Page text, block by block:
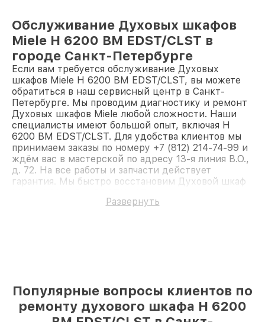
Обслуживание Духовых шкафов
Miele H 6200 BM EDST/CLST в
городе Санкт-Петербурге
Если вам требуется обслуживание Духовых
шкафов Miele H 6200 BM EDST/CLST, вы можете
обратиться в наш сервисный центр в Санкт-
Петербурге. Мы проводим диагностику и ремонт
Духовых шкафов Miele любой сложности. Наши
специалисты имеют большой опыт, включая H
6200 BM EDST/CLST. Для удобства клиентов мы
принимаем заказы по номеру +7 (812) 214-74-99 и
ждём вас в мастерской по адресу 13-я линия В.О.,
д. 72. На все работы и запчасти действует
гарантия. Мы быстро восстановим Духовой шкаф
Развернуть
Популярные вопросы клиентов по
ремонту духового шкафа H 6200